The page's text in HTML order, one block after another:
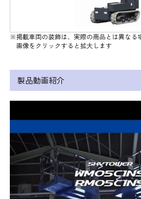
※掲載車両の装飾は、実際の商品とは異なる
画像をクリックすると拡大します
製品動画紹介